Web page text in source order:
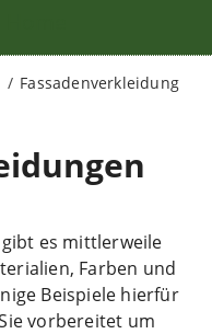
Fassadenverkleidung
es mittlerweile
Farben und
Beispiele hierfür
vorbereitet um